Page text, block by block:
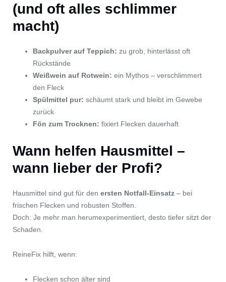
(und oft alles schlimmer
macht)
Backpulver auf Teppich: zu grob, hinterlässt oft
Rückstände
Weißwein auf Rotwein: ein Mythos – verschlimmert
den Fleck
Spülmittel pur: schäumt stark und bleibt im Gewebe
zurück
Fön zum Trocknen: fixiert Flecken dauerhaft
Wann helfen Hausmittel –
wann lieber der Profi?
Hausmittel sind gut für den ersten Notfall-Einsatz – bei
frischen Flecken und robusten Stoffen.
Doch: Je mehr man herumexperimentiert, desto tiefer sitzt der
Schaden.
ReineFix hilft, wenn:
Flecken schon älter sind